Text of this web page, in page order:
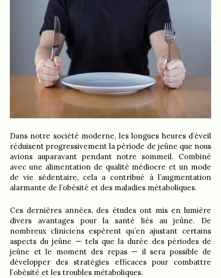
Dans notre société moderne, les longues heures d’éveil
réduisent progressivement la période de jeûne que nous
avions auparavant pendant notre sommeil. Combiné
avec une alimentation de qualité médiocre et un mode
de vie sédentaire, cela a contribué à l’augmentation
alarmante de l’obésité et des maladies métaboliques.
Ces dernières années, des études ont mis en lumière
divers avantages pour la santé liés au jeûne. De
nombreux cliniciens espèrent qu’en ajustant certains
aspects du jeûne — tels que la durée des périodes de
jeûne et le moment des repas — il sera possible de
développer des stratégies efficaces pour combattre
l’obésité et les troubles métaboliques.